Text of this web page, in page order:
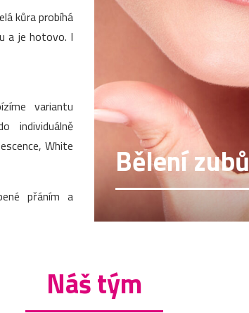
kůra probíhá
a je hotovo. I
variantu
individuálně
White
přáním a
Bělení zubů
Náš tým